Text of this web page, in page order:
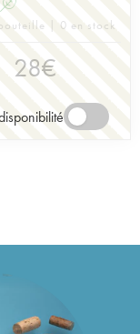
A
| 0 en stock
28€